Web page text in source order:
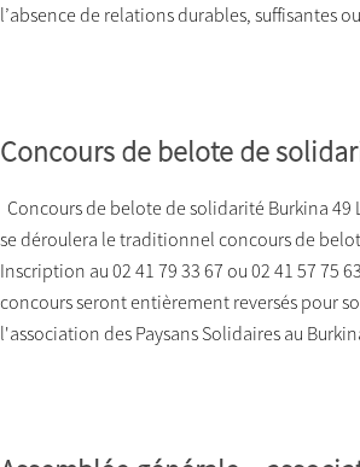
l’absence de relations durables, suffisantes ou
Concours de belote de
Concours de belote de solidarité Burkina 49
se déroulera le traditionnel concours de
Inscription au 02 41 79 33 67 ou 02 41 57 75
concours seront entièrement reversés pour
l'association des Paysans Solidaires au